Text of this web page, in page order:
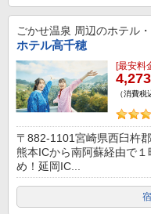
ごかせ温泉 周辺のホテル
ホテル高千穂
[最安料
4,273
（消費税
〒882-1101宮崎県西臼杵
熊本ICから南阿蘇経由で
め！延岡IC...